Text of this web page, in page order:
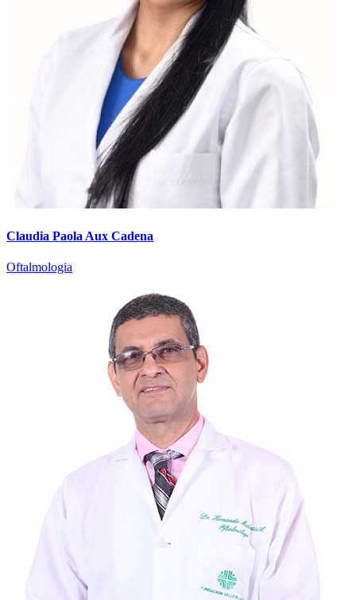
Claudia Paola Aux Cadena
Oftalmologia